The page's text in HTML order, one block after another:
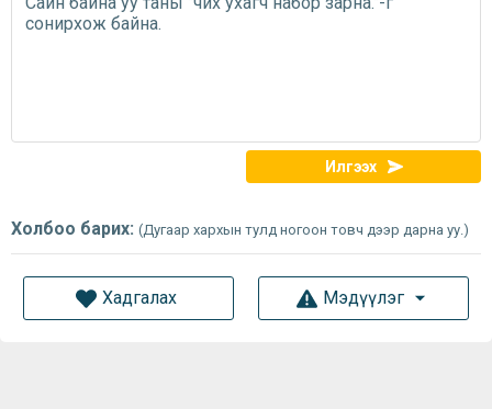
Илгээх
Холбоо барих: (Дугаар хархын тулд ногоон товч дээр дарна уу.)
Хадгалах Мэдүүлэг